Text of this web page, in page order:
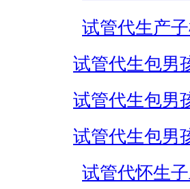
试管代生产
试管代生包男
试管代生包男
试管代生包男
试管代怀生